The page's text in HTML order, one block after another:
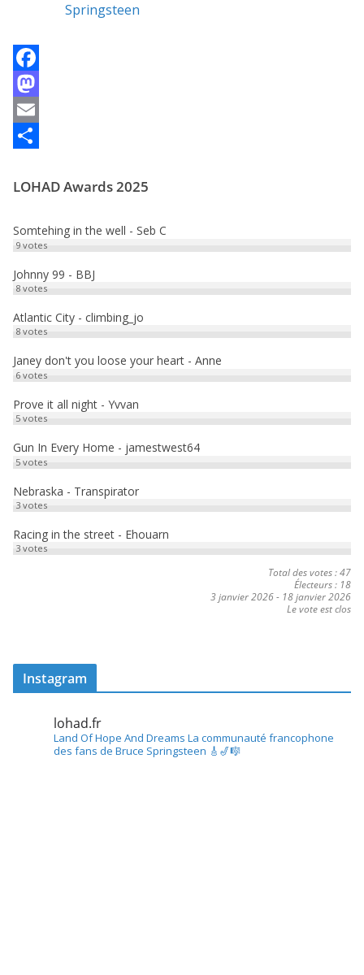
Springsteen
F
a
c
b
o
M
a
t
d
n
E
a
l
a
t
g
e
r
LOHAD Awards 2025
Somtehing in the well - Seb C
9votes
Johnny 99 - BBJ
8votes
Atlantic City - climbing_jo
8votes
Janey don't you loose your heart - Anne
6votes
Prove it all night - Yvvan
5votes
Gun In Every Home - jamestwest64
5votes
Nebraska - Transpirator
3votes
Racing in the street - Ehouarn
3votes
Total des votes : 47
Électeurs : 18
3 janvier 2026- 18 janvier 2026
Le vote est clos
Instagram
lohad.fr
Land Of Hope And Dreams La communauté francophone
des fans de Bruce Springsteen 🎸🎷🎼